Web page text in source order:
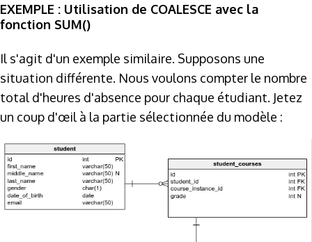
EXEMPLE : Utilisation de COALESCE avec la
fonction SUM()
Il s'agit d'un exemple similaire. Supposons une
situation différente. Nous voulons compter le nombre
total d'heures d'absence pour chaque étudiant. Jetez
un coup d'œil à la partie sélectionnée du modèle :